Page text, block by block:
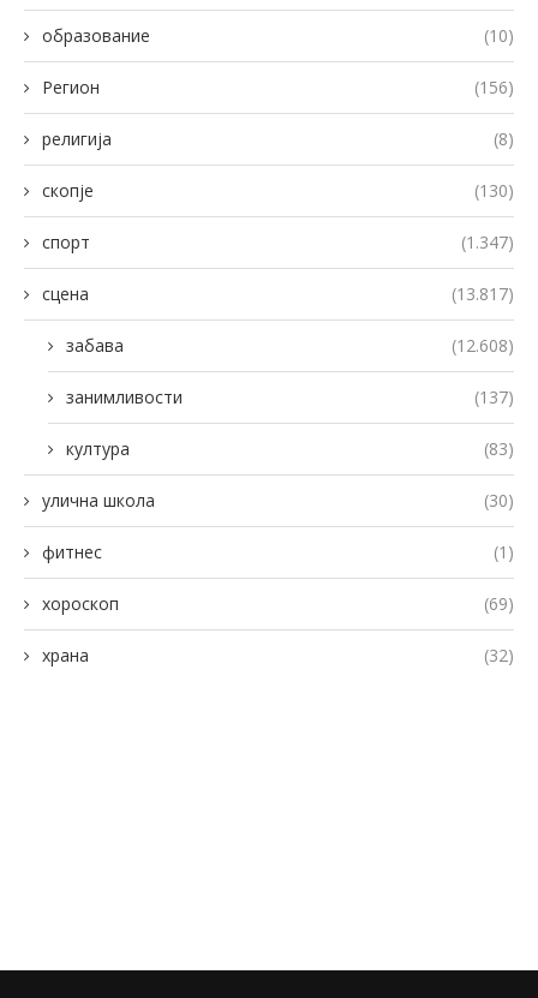
образование (10)
Регион (156)
религија (8)
скопје (130)
спорт (1.347)
сцена (13.817)
забава (12.608)
занимливости (137)
култура (83)
улична школа (30)
фитнес (1)
хороскоп (69)
храна (32)